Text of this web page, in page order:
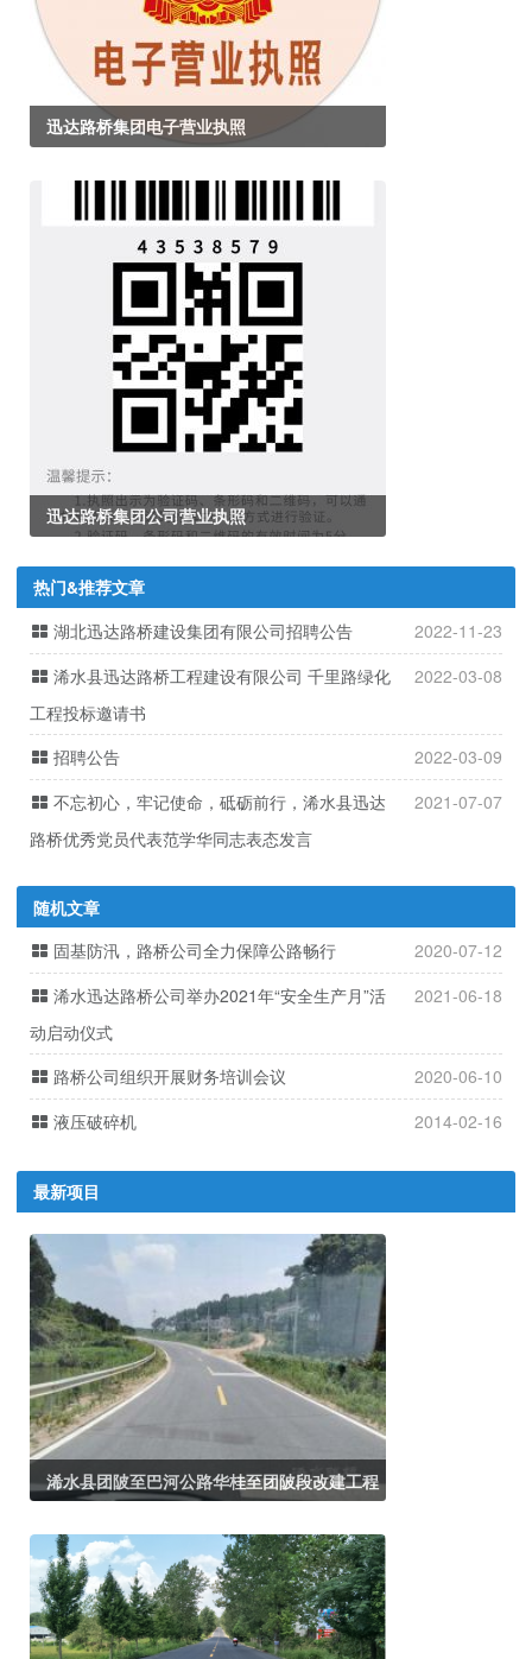
迅达路桥集团电子营业执照
迅达路桥集团公司营业执照
热门&推荐文章
2022-11-23
湖北迅达路桥建设集团有限公司招聘公告
2022-03-08
浠水县迅达路桥工程建设有限公司 千里路绿化
工程投标邀请书
2022-03-09
招聘公告
2021-07-07
不忘初心，牢记使命，砥砺前行，浠水县迅达
路桥优秀党员代表范学华同志表态发言
随机文章
2020-07-12
固基防汛，路桥公司全力保障公路畅行
2021-06-18
浠水迅达路桥公司举办2021年“安全生产月”活
动启动仪式
2020-06-10
路桥公司组织开展财务培训会议
2014-02-16
液压破碎机
最新项目
浠水县团陂至巴河公路华桂至团陂段改建工程